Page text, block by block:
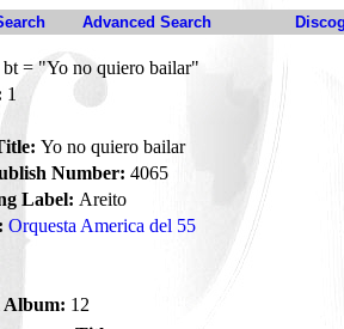
Advanced Search
bt = "Yo no quiero bailar"
1
Yo no quiero bailar
Number: 4065
Label: Areito
Orquesta America del 55
Album: 12